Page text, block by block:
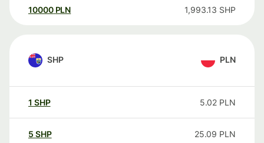
10000 PLN 1,993.13 SHP
SHP PLN
1 SHP 5.02 PLN
5 SHP 25.09 PLN